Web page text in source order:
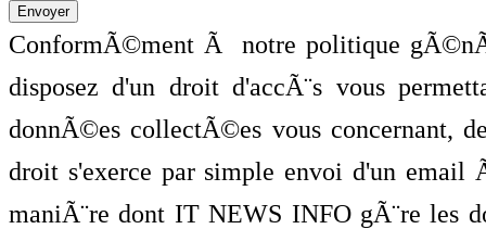
ConformÃ©ment Ã notre politique
disposez d'un droit d'accÃ¨s vous
donnÃ©es collectÃ©es vous concernant,
droit s'exerce par simple envoi d'un
maniÃ¨re dont IT NEWS INFO gÃ¨re les